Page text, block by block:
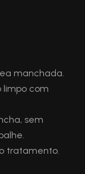
manchada.
limpo com
sem
tratamento.